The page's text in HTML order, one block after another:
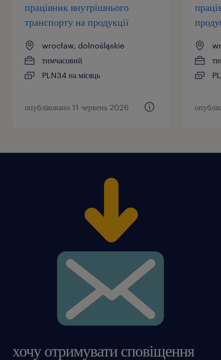
працівник внутрішнього
транспорту на продукції
wrocław, dolnośląskie
тимчасовий
PLN34 на місяць
опубліковано 11 червень 2026
хочу отримувати сповіщення